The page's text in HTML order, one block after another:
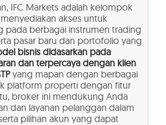
IFC Markets adalah kelompok
akses untuk
pada berbagai instrumen trading
pasar baru dan portofolio yang
bisnis didasarkan pada
dan terpercaya dengan klien
yang mapan dengan berbagai
platform properti dengan fitur
broker ini mendukung Anda
dan layanan pelanggan dalam
pilihan akun yang dapat